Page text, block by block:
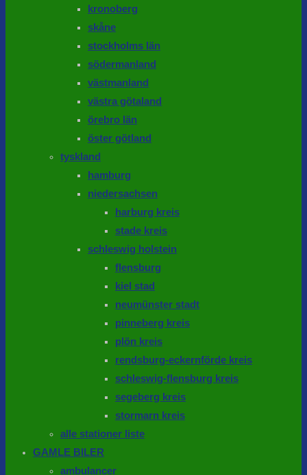
kronoberg
skåne
stockholms län
södermanland
västmanland
västra götaland
örebro län
öster götland
tyskland
hamburg
niedersachsen
harburg kreis
stade kreis
schleswig holstein
flensburg
kiel stad
neumünster stadt
pinneberg kreis
plön kreis
rendsburg-eckernförde kreis
schleswig-flensburg kreis
segeberg kreis
stormarn kreis
alle stationer liste
GAMLE BILER
ambulancer